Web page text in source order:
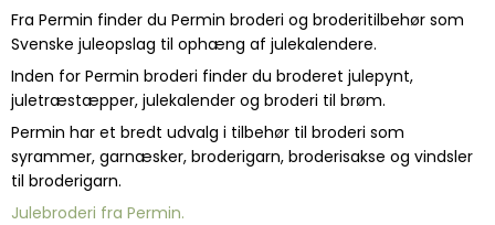
Fra Permin finder du Permin broderi og broderitilbehør som
Svenske juleopslag til ophæng af julekalendere.
Inden for Permin broderi finder du broderet julepynt,
juletræstæpper, julekalender og broderi til brøm.
Permin har et bredt udvalg i tilbehør til broderi som
syrammer, garnæsker, broderigarn, broderisakse og vindsler
til broderigarn.
Julebroderi fra Permin.